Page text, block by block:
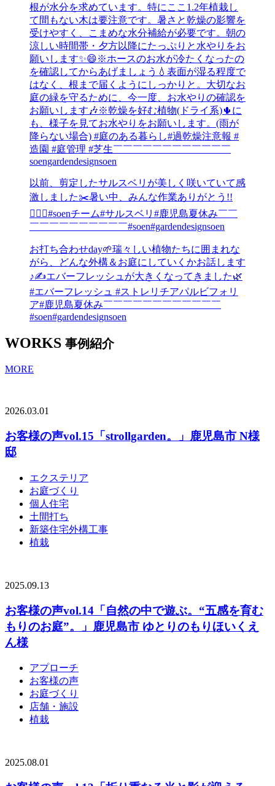
根が水分を求めています。特にここ1.2年植栽し
て間もない木は要注意です。暑さと乾燥の影響を
受けやすく、こまめな水分補給が必要です。朝の
涼しい時間帯・夕方以降にたっぷりと水やりをお
願いします✨️😄※ホースのお水が冷たくなったの
を確認してからあげましょう💧表面が湿る程度で
はなく、根まで届くようにしっかりと。大切なお
庭の緑を守るために、今一度、お水やりの確認を
お願いします🎶⁡※乾燥を好む植物(ドライ系)🌵に
も、様子を見てお水やりをお願いします。(雨が
降らない場合) ⁡#庭のある暮らし#過乾燥注意報 #
造園 #庭管理 #芝生⁡￣￣￣￣￣￣￣￣￣￣￣￣
soengardendesignsoen
以前、剪定したサルスベリが美しく咲いていて感
激しました✂️⁡暑い中、みんな作業ありがとう!!
👷‍♂️✨️⁡#soenチーム#サルスベリ⁡#鹿児島夏休み￣￣
￣￣￣￣￣￣￣￣￣￣#soen#gardendesignsoen
お打ち合わせday🌱瑞々しい植物たちに囲まれな
がら、どんな外構＆お庭にしていくかお話します
♪✍エバーフレッシュが大きくなってきました🌿
⁡#エバーフレッシュ #ストレリチアパルビフォリ
ア⁡#鹿児島夏休み￣￣￣￣￣￣￣￣￣￣￣￣
#soen#gardendesignsoen
WORKS 事例紹介
MORE
2026.03.01
お客様の声vol.15「strollgarden。」鹿児島市 N様
邸
エクステリア
お庭づくり
個人住宅
土間打ち
新築住宅外構工事
植栽
2025.09.13
お客様の声vol.14「自然の中で遊ぶ。“五感を育む
もりのお庭”。」鹿児島市 ゆとりのもりほいくえ
ん様
アプローチ
お客様の声
お庭づくり
店舗・施設
植栽
2025.08.01